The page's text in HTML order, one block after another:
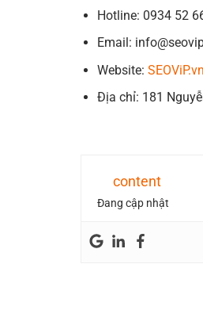
Hotline: 0934 52
Email:
Website: SEOViP.vn
Địa chỉ: 181
content
Đang cập nhật